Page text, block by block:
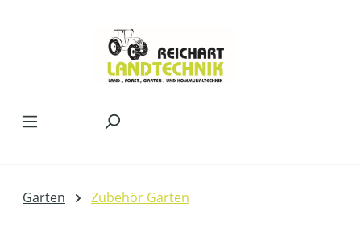
Garten Zubehör Garten